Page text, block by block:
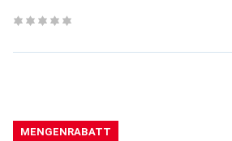
MENGENRABATT